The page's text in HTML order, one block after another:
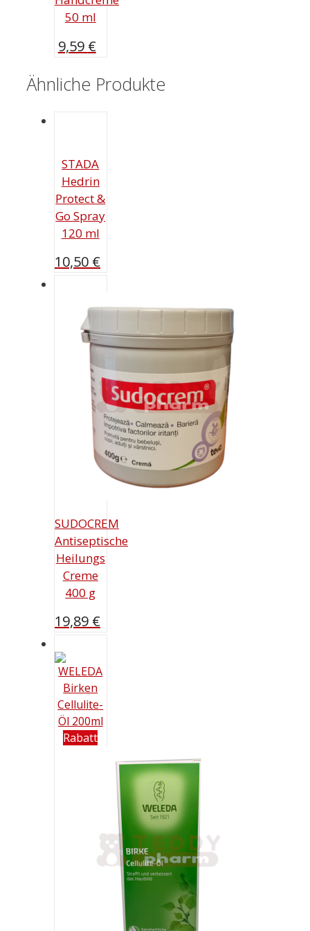
50 ml
9,59 €
Ähnliche Produkte
STADA
Hedrin
Protect &
Go Spray
120 ml
10,50 €
SUDOCREM
Antiseptische
Heilungs
Creme
400 g
19,89 €
Rabatt